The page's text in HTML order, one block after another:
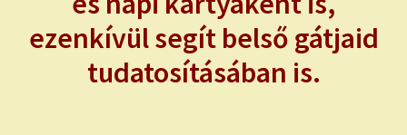
ÖNISMERETI JÁTÉK KÉPKÁRTYÁKKAL
NAPI TAROT
ezenkívül segít belső gátjaid
tudatosításában is.